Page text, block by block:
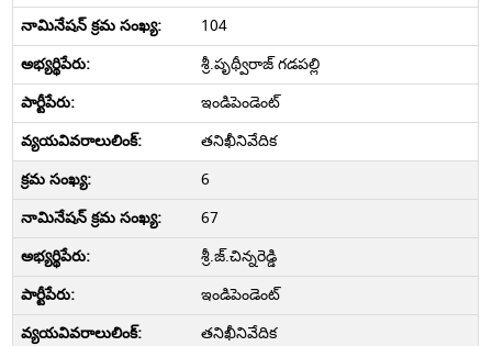
104
శ్రీ.పృథ్వీరాజ్ గడపల్లి
ఇండిపెండెంట్
తనిఖీనివేదిక
6
67
శ్రీ.జ్.చిన్నరెడ్డి
ఇండిపెండెంట్
తనిఖీనివేదిక